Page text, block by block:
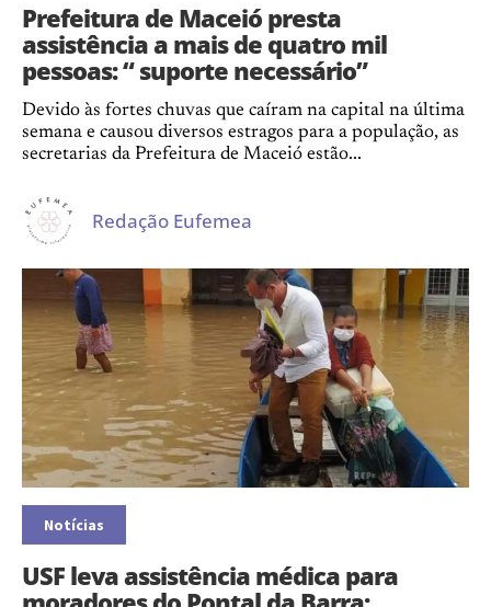
Prefeitura de Maceió presta
assistência a mais de quatro mil
pessoas: “ suporte necessário”
Devido às fortes chuvas que caíram na capital na última
semana e causou diversos estragos para a população, as
secretarias da Prefeitura de Maceió estão...
Redação Eufemea
Notícias
USF leva assistência médica para